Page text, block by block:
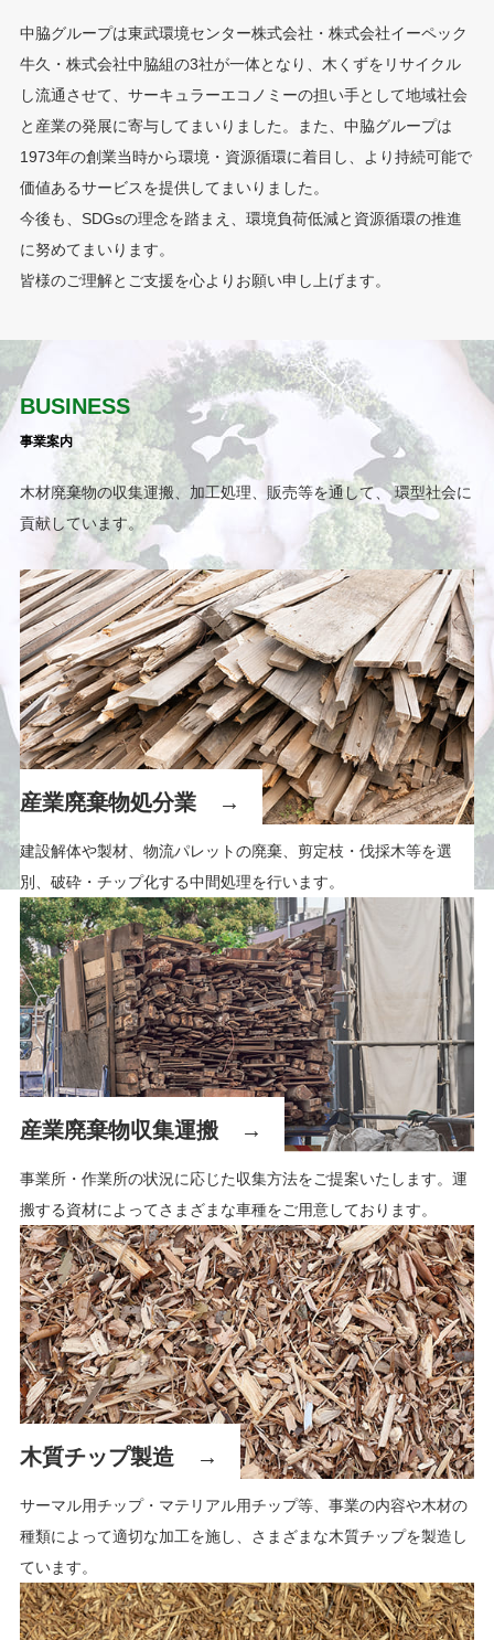
中脇グループは東武環境センター株式会社・株式会社イーペック
牛久・株式会社中脇組の3社が一体となり、木くずをリサイクル
し流通させて、サーキュラーエコノミーの担い手として地域社会
と産業の発展に寄与してまいりました。また、中脇グループは
1973年の創業当時から環境・資源循環に着目し、より持続可能で
価値あるサービスを提供してまいりました。
今後も、SDGsの理念を踏まえ、環境負荷低減と資源循環の推進
に努めてまいります。
皆様のご理解とご支援を心よりお願い申し上げます。
BUSINESS
事業案内
木材廃棄物の収集運搬、加工処理、販売等を通して、環型社会に
貢献しています。
産業廃棄物処分業
建設解体や製材、物流パレットの廃棄、剪定枝・伐採木等を選
別、破砕・チップ化する中間処理を行います。
産業廃棄物収集運搬
事業所・作業所の状況に応じた収集方法をご提案いたします。運
搬する資材によってさまざまな車種をご用意しております。
木質チップ製造
サーマル用チップ・マテリアル用チップ等、事業の内容や木材の
種類によって適切な加工を施し、さまざまな木質チップを製造し
ています。